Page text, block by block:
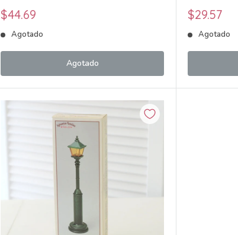
Families
Precio
de
venta
$44.69
Agotado
Agotado
Critters
Precio
de
venta
$29.57
Agotado